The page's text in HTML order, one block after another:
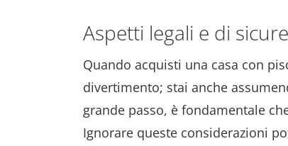
Aspetti legali e di
Quando acquisti una casa con
divertimento; stai anche
grande passo, è fondamentale
Ignorare queste considerazioni